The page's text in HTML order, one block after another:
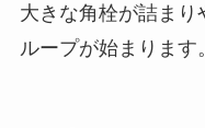
大きな角栓が詰ま
ループが始まります。